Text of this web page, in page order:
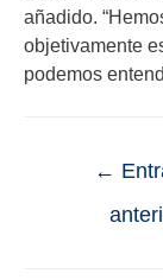
añadido.
objetivamente
podemos
←